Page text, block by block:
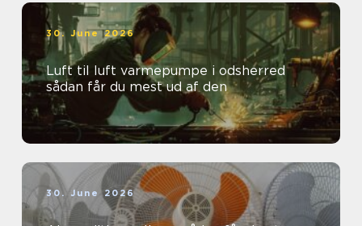
30. June 2026
Luft til luft varmepumpe i odsherred
sådan får du mest ud af den
30. June 2026